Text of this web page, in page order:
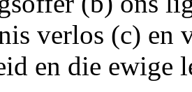
verlos (c) en
en die ewige